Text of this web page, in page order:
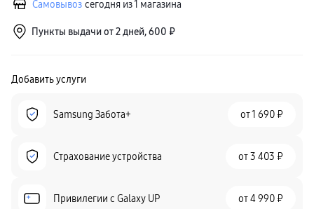
Самовывоз сегодня из 1 магазина
Пункты выдачи от 2 дней, 600 ₽
Добавить услуги
Samsung Забота+ от1 690 ₽
Страхование устройства от3 403 ₽
Привилегии c Galaxy UP от4 990 ₽